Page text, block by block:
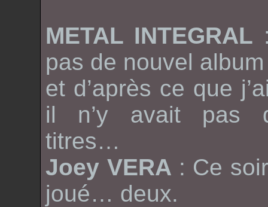
METAL INTEGRAL
pas de nouvel
et d’après ce que
il n’y avait pas
titres…
Joey VERA : Ce
joué… deux.